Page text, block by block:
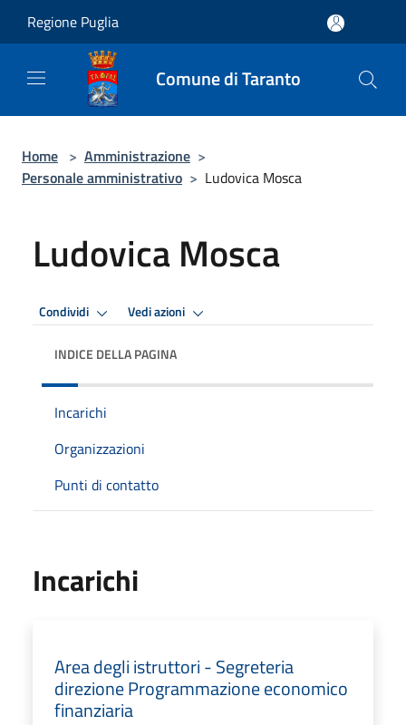
Regione Puglia
Comune di Taranto
Home > Amministrazione >
Personale amministrativo > Ludovica Mosca
Ludovica Mosca
Condividi Vedi azioni
INDICE DELLA PAGINA
Incarichi
Organizzazioni
Punti di contatto
Incarichi
Area degli istruttori - Segreteria
direzione Programmazione economico
finanziaria